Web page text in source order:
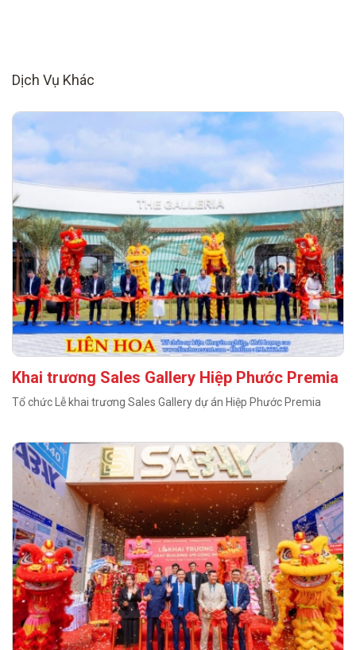
Dịch Vụ Khác
Khai trương Sales Gallery Hiệp Phước Premia
Tổ chức Lễ khai trương Sales Gallery dự án Hiệp Phước Premia